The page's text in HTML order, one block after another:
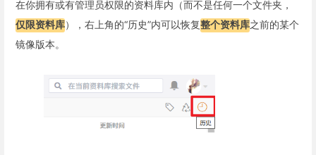
在你拥有或有管理员权限的资料库内（而不是任何一个文件夹，
仅限资料库），右上角的“历史”内可以恢复整个资料库之前的某个
镜像版本。